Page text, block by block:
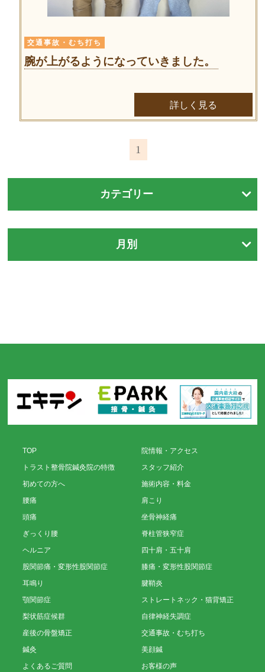
交通事故・むち打ち
腕が上がるようになっていきました。
詳しく見る
1
カテゴリー
月別
TOP
院情報・アクセス
トラスト整骨院鍼灸院の特徴
スタッフ紹介
初めての方へ
施術内容・料金
腰痛
肩こり
頭痛
坐骨神経痛
ぎっくり腰
脊柱管狭窄症
ヘルニア
四十肩・五十肩
股関節痛・変形性股関節症
膝痛・変形性股関節症
耳鳴り
腱鞘炎
顎関節症
ストレートネック・猫背矯正
梨状筋症候群
自律神経失調症
産後の骨盤矯正
交通事故・むち打ち
鍼灸
美顔鍼
よくあるご質問
お客様の声